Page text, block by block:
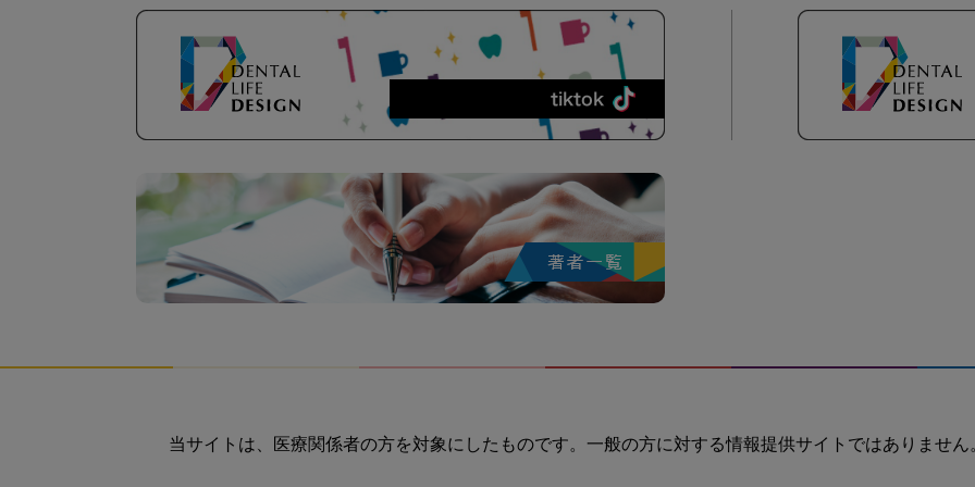
当サイトは、医療関係者の方を対象にしたものです。一般の方に対する情報提供サイトではありません